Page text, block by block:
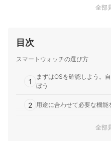
全部
目次
スマートウォッチの選び方
1
まずはOSを確認しよう。
ぼう
2 用途に合わせて必要な機能
バッテリー持ちもチェッ
全部